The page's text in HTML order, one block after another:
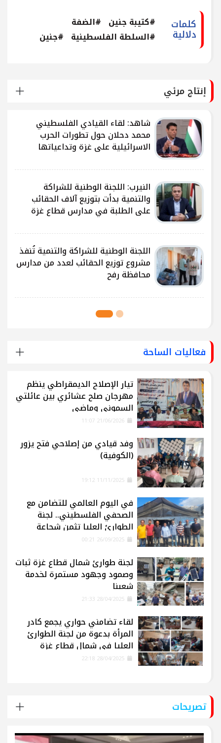
كلمات
دلالية
#كتيبة جنين #الضفة
#السلطة الفلسطينية #جنين
إنتاج مرئي
شاهد: لقاء القيادي الفلسطيني
محمد دحلان حول تطورات الحرب
الاسرائيلية على غزة وتداعياتها
النيرب: اللجنة الوطنية للشراكة
والتنمية بدأت بتوزيع آلاف الحقائب
على الطلبة في مدارس قطاع غزة
اللجنة الوطنية للشراكة والتنمية تُنفذ
مشروع توزيع الحقائب لعدد من مدارس
محافظة رفح
فعاليات الساحة
تيار الإصلاح الديمقراطي ينظم
مهرجان صلح عشائري بين عائلتي
السموني وماضي
وفد قيادي من إصلاحي فتح يزور
(الكوفية)
في اليوم العالمي للتضامن مع
الصحفي الفلسطيني.. لجنة
الطوارئ العليا تثمن شجاعة
الإعلاميين في غزة
لجنة طوارئ شمال قطاع غزة ثبات
وصمود وجهود مستمرة لخدمة
شعبنا
لقاء تضامني حواري يجمع كادر
المرأة بدعوة من لجنة الطوارئ
العليا في شمال قطاع غزة
تصريحات